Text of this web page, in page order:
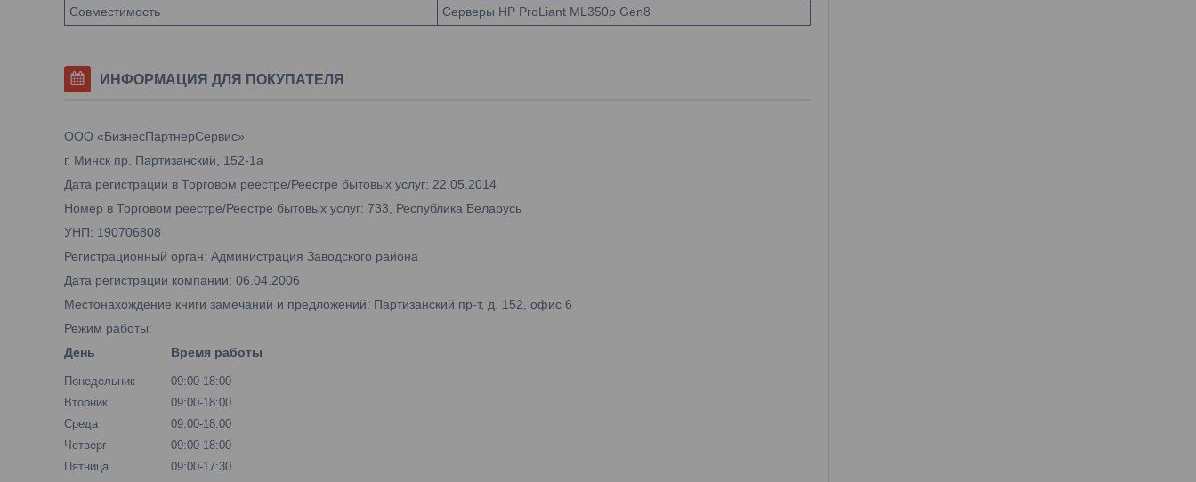
Совместимость
Серверы HP ProLiant ML350p Gen8
ИНФОРМАЦИЯ ДЛЯ ПОКУПАТЕЛЯ
ООО «БизнесПартнерСервис»
г. Минск пр. Партизанский, 152-1а
Дата регистрации в Торговом реестре/Реестре бытовых услуг: 22.05.2014
Номер в Торговом реестре/Реестре бытовых услуг: 733, Республика Беларусь
УНП: 190706808
Регистрационный орган: Администрация Заводского района
Дата регистрации компании: 06.04.2006
Местонахождение книги замечаний и предложений: Партизанский пр-т, д. 152, офис 6
Режим работы:
День
Время работы
Понедельник
09:00-18:00
Вторник
09:00-18:00
Среда
09:00-18:00
Четверг
09:00-18:00
Пятница
09:00-17:30